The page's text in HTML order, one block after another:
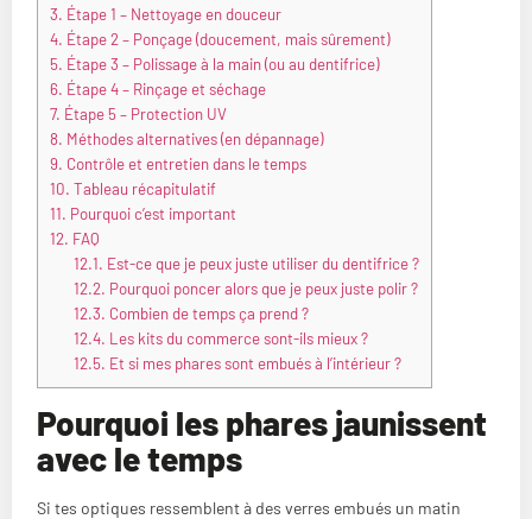
3. Étape 1 – Nettoyage en douceur
4. Étape 2 – Ponçage (doucement, mais sûrement)
5. Étape 3 – Polissage à la main (ou au dentifrice)
6. Étape 4 – Rinçage et séchage
7. Étape 5 – Protection UV
8. Méthodes alternatives (en dépannage)
9. Contrôle et entretien dans le temps
10. Tableau récapitulatif
11. Pourquoi c’est important
12. FAQ
12.1. Est-ce que je peux juste utiliser du dentifrice ?
12.2. Pourquoi poncer alors que je peux juste polir ?
12.3. Combien de temps ça prend ?
12.4. Les kits du commerce sont-ils mieux ?
12.5. Et si mes phares sont embués à l’intérieur ?
Pourquoi les phares jaunissent
avec le temps
Si tes optiques ressemblent à des verres embués un matin